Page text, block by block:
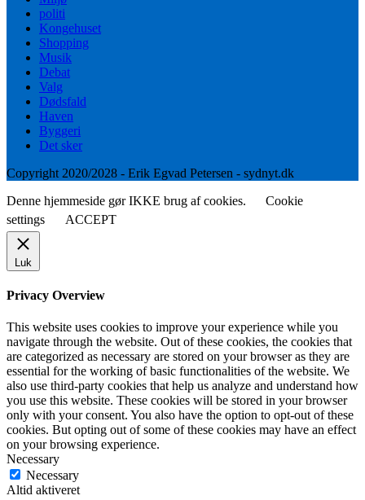
politi
Kongehuset
Shopping
Musik
Debat
Valg
Dødsfald
Haven
Byggeri
Det sker
Copyright 2020/2028 - Erik Egvad Petersen - sydnyt.dk
Denne hjemmeside gør IKKE brug af cookies.
Cookie
settings
ACCEPT
Luk
Privacy Overview
This website uses cookies to improve your experience while you
navigate through the website. Out of these cookies, the cookies that
are categorized as necessary are stored on your browser as they are
essential for the working of basic functionalities of the website. We
also use third-party cookies that help us analyze and understand how
you use this website. These cookies will be stored in your browser
only with your consent. You also have the option to opt-out of these
cookies. But opting out of some of these cookies may have an effect
on your browsing experience.
Necessary
Necessary
Altid aktiveret